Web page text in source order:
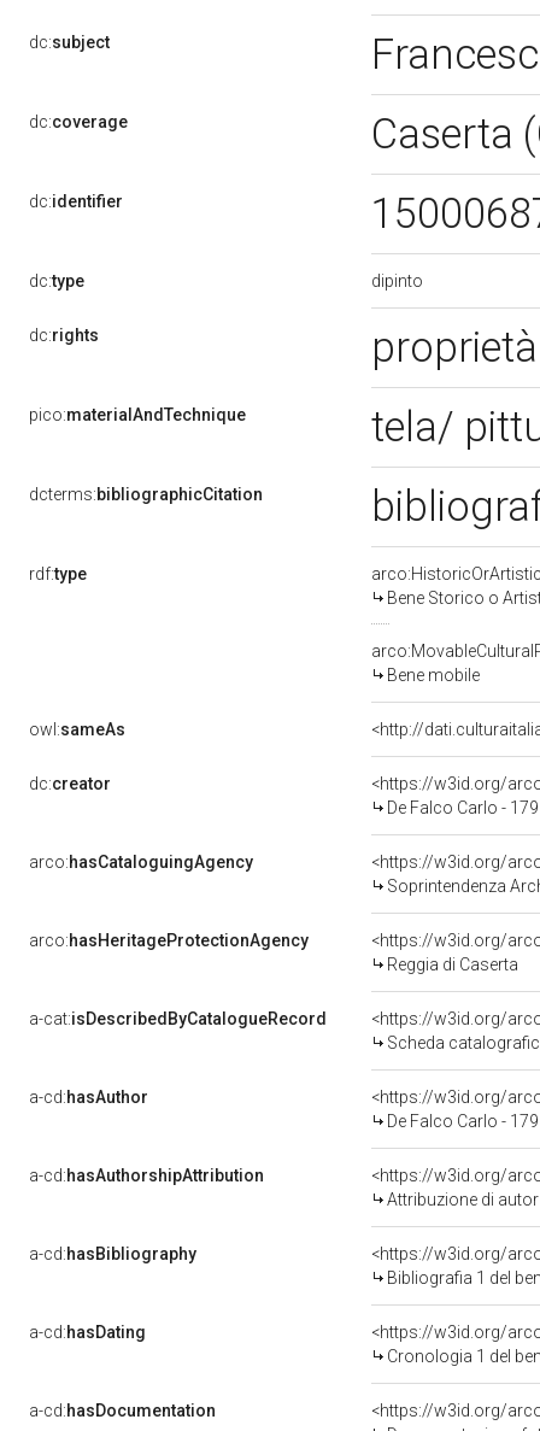
dc:subject
dc:coverage Caserta
dc:identifier
dc:type dipinto
dc:rights
pico:materialAndTechnique tela/
dcterms:bibliographicCitation
rdf:type
Bene Storico o
Bene mobile
owl:sameAs <http://
dc:creator
<https://w3id.org/
De Falco Carlo -
arco:hasCataloguingAgency
<https://w3id.org/
Soprintendenza
arco:hasHeritageProtectionAgency
<https://w3id.org/
Reggia di Caserta
a-cat:isDescribedByCatalogueRecord
<https://w3id.org/
Scheda
a-cd:hasAuthor
<https://w3id.org/
De Falco Carlo -
a-cd:hasAuthorshipAttribution
<https://w3id.org/
Attribuzione di
a-cd:hasBibliography
<https://w3id.org/
Bibliografia 1 del
a-cd:hasDating
<https://w3id.org/
Cronologia 1 del
a-cd:hasDocumentation